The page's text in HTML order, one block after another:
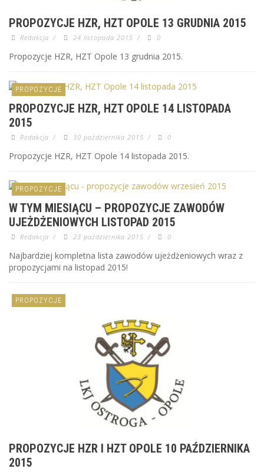
PROPOZYCJE HZR, HZT OPOLE 13 GRUDNIA 2015
Redakcja / 24 listopada 2015 / 0
Propozycje HZR, HZT Opole 13 grudnia 2015.
PROPOZYCJE
PROPOZYCJE HZR, HZT OPOLE 14 LISTOPADA
2015
Redakcja / 30 października 2015 / 0
Propozycje HZR, HZT Opole 14 listopada 2015.
PROPOZYCJE
W TYM MIESIĄCU – PROPOZYCJE ZAWODÓW
UJEŻDŻENIOWYCH LISTOPAD 2015
Redakcja / 23 października 2015 / 0
Najbardziej kompletna lista zawodów ujeżdżeniowych wraz z
propozycjami na listopad 2015!
PROPOZYCJE
PROPOZYCJE HZR I HZT OPOLE 10 PAŹDZIERNIKA
2015